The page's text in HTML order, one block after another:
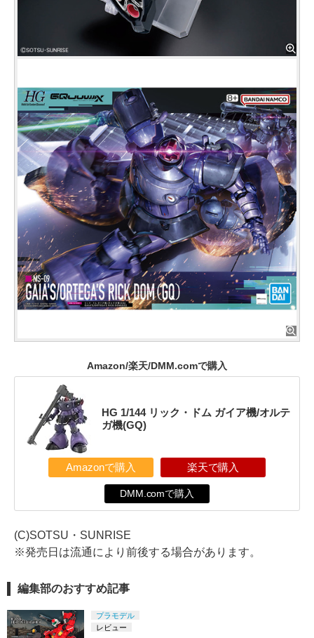
Amazon/楽天/DMM.comで購入
HG 1/144 リック・ドム ガイア機/オルテ
ガ機(GQ)
Amazonで購入 楽天で購入
DMM.comで購入
(C)SOTSU・SUNRISE
※発売日は流通により前後する場合があります。
編集部のおすすめ記事
プラモデル
レビュー